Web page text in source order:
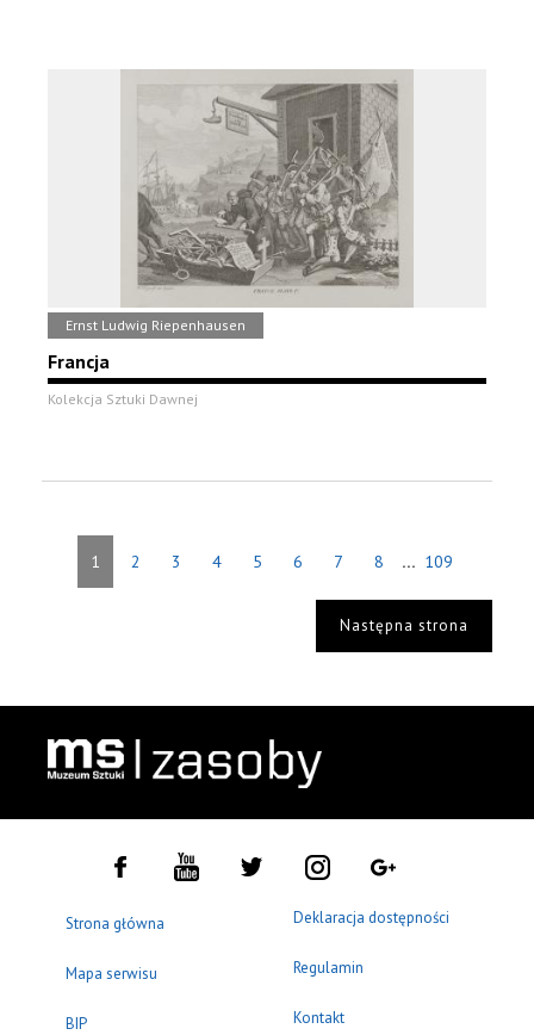
Ernst Ludwig Riepenhausen
Francja
Kolekcja Sztuki Dawnej
1 2 3 4 5 6 7 8 ... 109
Następna strona
Strona główna
Mapa serwisu
BIP
Deklaracja dostępności
Regulamin
Kontakt